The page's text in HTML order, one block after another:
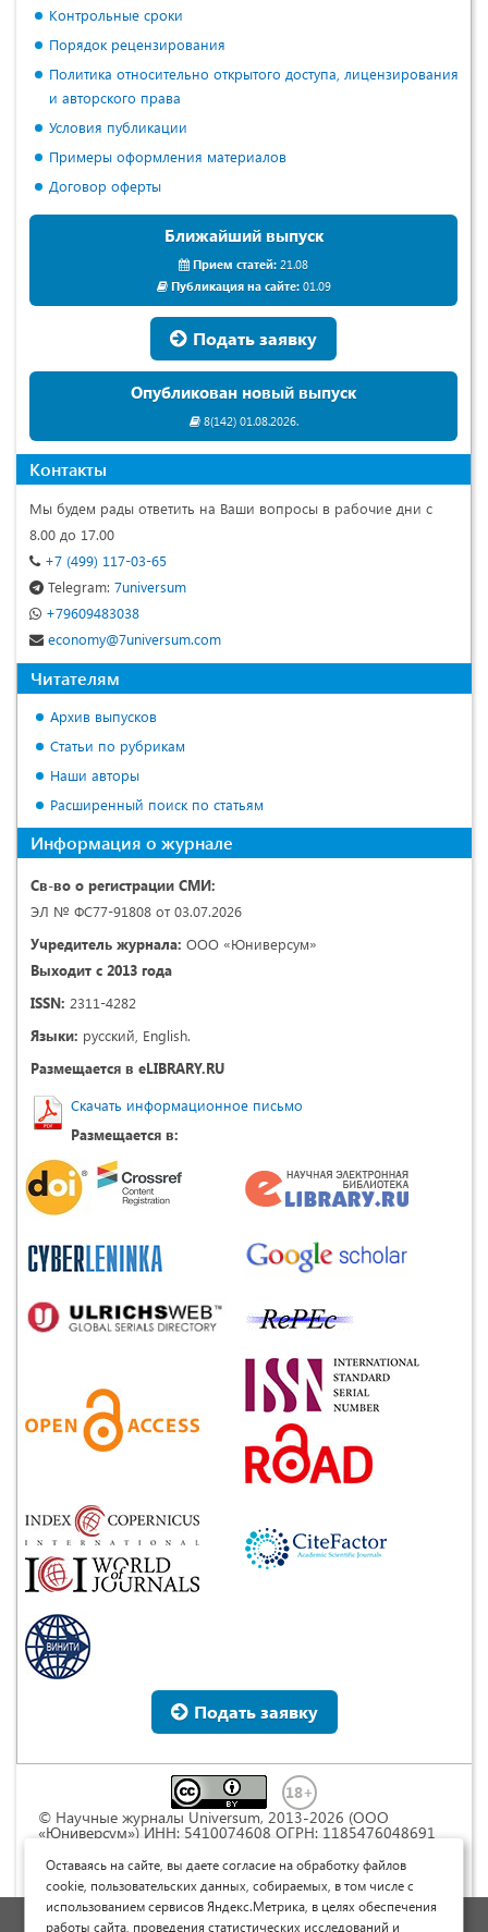
Контрольные сроки
Порядок рецензирования
Политика относительно открытого доступа, лицензирования
и авторского права
Условия публикации
Примеры оформления материалов
Договор оферты
Ближайший выпуск
Прием статей: 21.08
Публикация на сайте:01.09
Подать заявку
Опубликован новый выпуск
8(142) 01.08.2026.
Контакты
Мы будем рады ответить на Ваши вопросы в рабочие дни с
8.00 до 17.00
+7 (499) 117-03-65
Telegram: 7universum
+79609483038
economy@7universum.com
Читателям
Архив выпусков
Статьи по рубрикам
Наши авторы
Расширенный поиск по статьям
Информация о журнале
Св-во о регистрации СМИ:
ЭЛ № ФС77-91808 от 03.07.2026
Учредитель журнала: ООО «Юниверсум»
Выходит с 2013 года
ISSN: 2311-4282
Языки: русский, English.
Размещается в eLIBRARY.RU
Скачать информационное письмо
Размещается в:
Подать заявку
© Научные журналы Universum, 2013-2026 (ООО
«Юниверсум») ИНН: 5410074608 ОГРН: 1185476048691
Commons « Attribution» («Атрибуция») 4.0
Непортированная
Политика обработки персональных данных
Оставаясь на сайте, вы даете согласие на обработку файлов
cookie, пользовательских данных, собираемых, в том числе с
использованием сервисов Яндекс.Метрика, в целях обеспечения
работы сайта, проведения статистических исследований и